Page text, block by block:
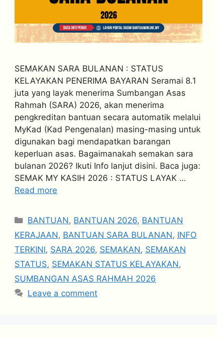
SEMAKAN SARA BULANAN : STATUS
KELAYAKAN PENERIMA BAYARAN Seramai 8.1
juta yang layak menerima Sumbangan Asas
Rahmah (SARA) 2026, akan menerima
pengkreditan bantuan secara automatik melalui
MyKad (Kad Pengenalan) masing-masing untuk
digunakan bagi mendapatkan barangan
keperluan asas. Bagaimanakah semakan sara
bulanan 2026? Ikuti Info lanjut disini. Baca juga:
SEMAK MY KASIH 2026 : STATUS LAYAK …
Read more
Categories
BANTUAN, BANTUAN 2026, BANTUAN
KERAJAAN, BANTUAN SARA BULANAN, INFO
TERKINI, SARA 2026, SEMAKAN, SEMAKAN
STATUS, SEMAKAN STATUS KELAYAKAN,
SUMBANGAN ASAS RAHMAH 2026
Leave a comment